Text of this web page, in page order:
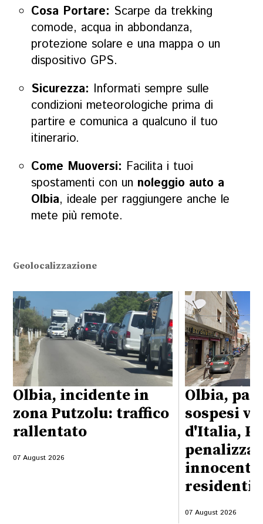
Cosa Portare: Scarpe da trekking
comode, acqua in abbondanza,
protezione solare e una mappa o un
dispositivo GPS.
Sicurezza: Informati sempre sulle
condizioni meteorologiche prima di
partire e comunica a qualcuno il tuo
itinerario.
Come Muoversi: Facilita i tuoi
spostamenti con un noleggio auto a
Olbia, ideale per raggiungere anche le
mete più remote.
Geolocalizzazione
Olbia, incidente in
zona Putzolu: traffico
rallentato
07 August 2026
Olbia,
sospesi
d'Italia,
residenti
07 August 2026